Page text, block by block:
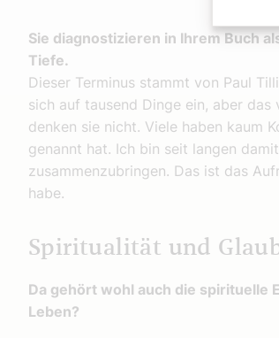
Sie diagnostizieren in Ihrem Buch
Tiefe.
Dieser Terminus stammt von Paul
sich auf tausend Dinge ein, aber
denken sie nicht. Viele haben kaum
genannt hat. Ich bin seit langen
zusammenzubringen. Das ist das
habe.
Spiritualität und
Da gehört wohl auch die spirituelle
Leben?